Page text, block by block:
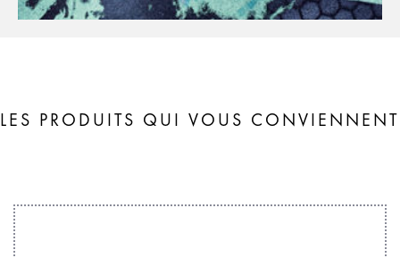
LES PRODUITS QUI VOUS CONVIENNENT